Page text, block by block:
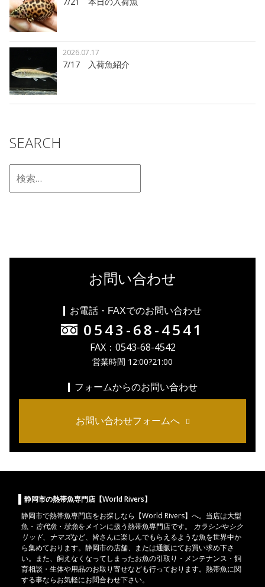
7/17 入荷魚紹介
2026.07.17
SEARCH
お問い合わせ
お電話・FAXでのお問い合わせ
0543-68-4541
FAX：0543-68-4542
営業時間 12:00?21:00
フォームからのお問い合わせ
お問い合わせフォームへ
静岡市の熱帯魚専門店【World Rivers】
静岡市で熱帯魚専門店をお探しなら【World Rivers】へ。当店は大型
魚 ・ 古代魚 ・ 珍魚をメインに扱う熱帯魚専門店です。 カラシンやシク
リッド、 ナマズなど、皆さんに楽しんでもらえるような魚を世界中か
ら集めております。静岡市の店舗、または通販にてお買い求め下さ
い。また、飼えなくなってしまったお魚の引取り・メンテナンス・飼
育相談・生体や用品のお取り寄せなども行っております。熱帯魚に関
する事ならお気軽にお問合わせ下さい。